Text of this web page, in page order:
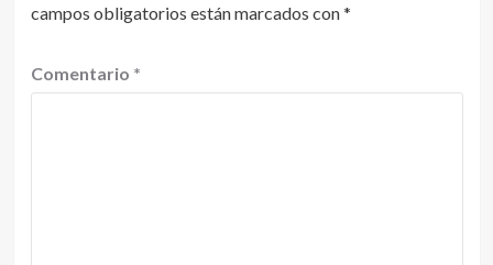
campos obligatorios están marcados con*
Comentario *